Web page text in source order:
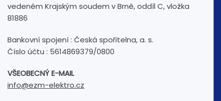
vedeném Krajským soudem v Brně, oddíl C, vložka
81886
Bankovní spojení : Česká spořitelna, a. s.
Číslo účtu : 5614869379/0800
VŠEOBECNÝ E-MAIL
info@ezm-elektro.cz